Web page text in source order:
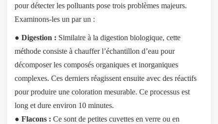
pour détecter les polluants pose trois problèmes majeurs.
Examinons-les un par un :
● Digestion : Similaire à la digestion biologique, cette
méthode consiste à chauffer l’échantillon d’eau pour
décomposer les composés organiques et inorganiques
complexes. Ces derniers réagissent ensuite avec des réactifs
pour produire une coloration mesurable. Ce processus est
long et dure environ 10 minutes.
● Flacons : Ce sont de petites cuvettes en verre ou en